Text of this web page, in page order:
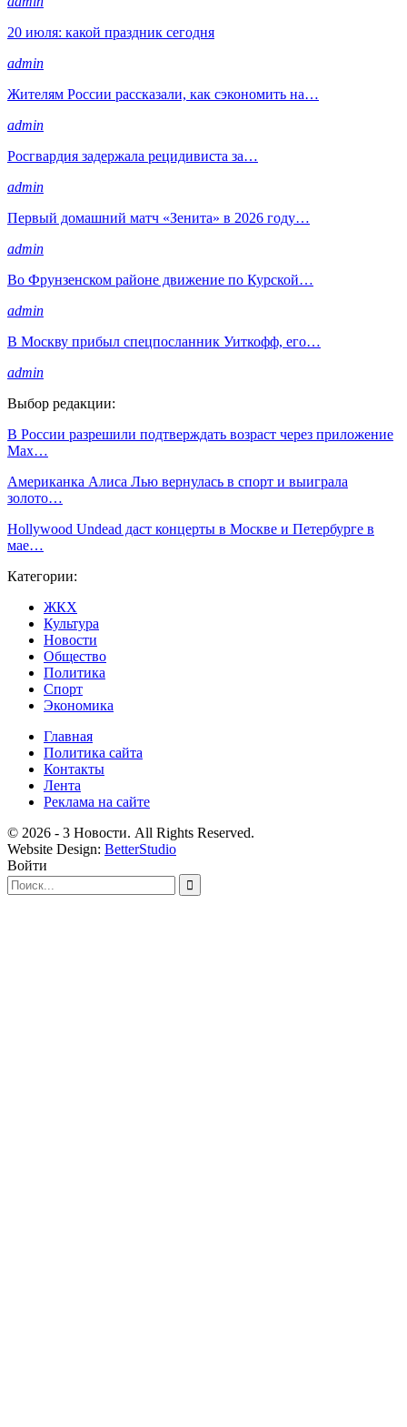
20 июля: какой праздник сегодня
admin
Жителям России рассказали, как сэкономить на…
admin
Росгвардия задержала рецидивиста за…
admin
Первый домашний матч «Зенита» в 2026 году…
admin
Во Фрунзенском районе движение по Курской…
admin
В Москву прибыл спецпосланник Уиткофф, его…
admin
Выбор редакции:
В России разрешили подтверждать возраст через приложение
Max…
Американка Алиса Лью вернулась в спорт и выиграла
золото…
Hollywood Undead даст концерты в Москве и Петербурге в
мае…
Категории:
ЖКХ
Культура
Новости
Общество
Политика
Спорт
Экономика
Главная
Политика сайта
Контакты
Лента
Реклама на сайте
© 2026 - 3 Новости. All Rights Reserved.
Website Design: BetterStudio
Войти